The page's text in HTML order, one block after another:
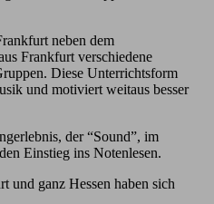
neben dem
Frankfurt verschiedene
Diese Unterrichtsform
und motiviert weitaus besser
der “Sound”, im
Einstieg ins Notenlesen.
und ganz Hessen haben sich